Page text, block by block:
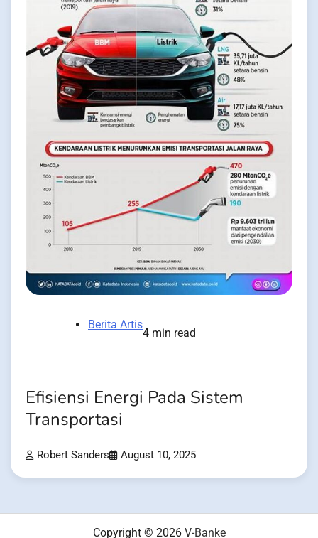
Berita Artis
4 min read
Efisiensi Energi Pada Sistem
Transportasi
Robert Sanders August 10, 2025
Copyright © 2026 V-Banke